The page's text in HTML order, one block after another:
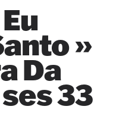
»
Da
33